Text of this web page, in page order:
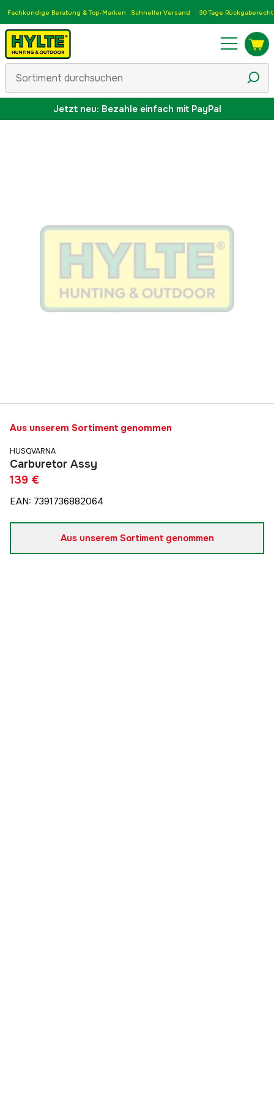
Fachkundige Beratung & Top-Marken Schneller Versand 30 Tage Rückgaberecht
Jetzt neu: Bezahle einfach mit PayPal
Aus unserem Sortiment genommen
HUSQVARNA
Carburetor Assy
139 €
EAN: 7391736882064
Aus unserem Sortiment genommen